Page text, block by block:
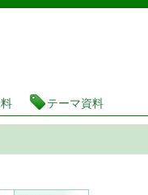
予約システム
テーマ資料